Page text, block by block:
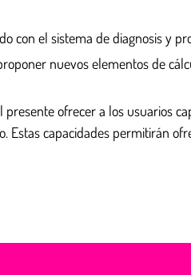
con el sistema de diagnosis y
nuevos elementos de
ofrecer a los usuarios
capacidades permitirán